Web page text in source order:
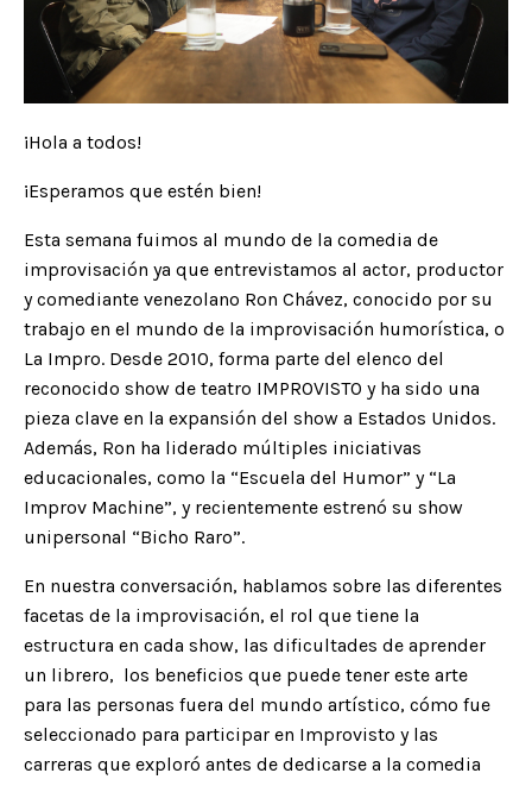
¡Hola a todos!
¡Esperamos que estén bien!
Esta semana fuimos al mundo de la comedia de
improvisación ya que entrevistamos al actor, productor
y comediante venezolano Ron Chávez, conocido por su
trabajo en el mundo de la improvisación humorística, o
La Impro. Desde 2010, forma parte del elenco del
reconocido show de teatro IMPROVISTO y ha sido una
pieza clave en la expansión del show a Estados Unidos.
Además, Ron ha liderado múltiples iniciativas
educacionales, como la “Escuela del Humor” y “La
Improv Machine”, y recientemente estrenó su show
unipersonal “Bicho Raro”.
En nuestra conversación, hablamos sobre las diferentes
facetas de la improvisación, el rol que tiene la
estructura en cada show, las dificultades de aprender
un librero, los beneficios que puede tener este arte
para las personas fuera del mundo artístico, cómo fue
seleccionado para participar en Improvisto y las
carreras que exploró antes de dedicarse a la comedia